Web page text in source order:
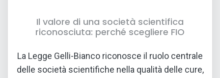
Il valore di una società scientifica
riconosciuta: perché scegliere FIO
La Legge Gelli-Bianco riconosce il ruolo centrale
delle società scientifiche nella qualità delle cure,